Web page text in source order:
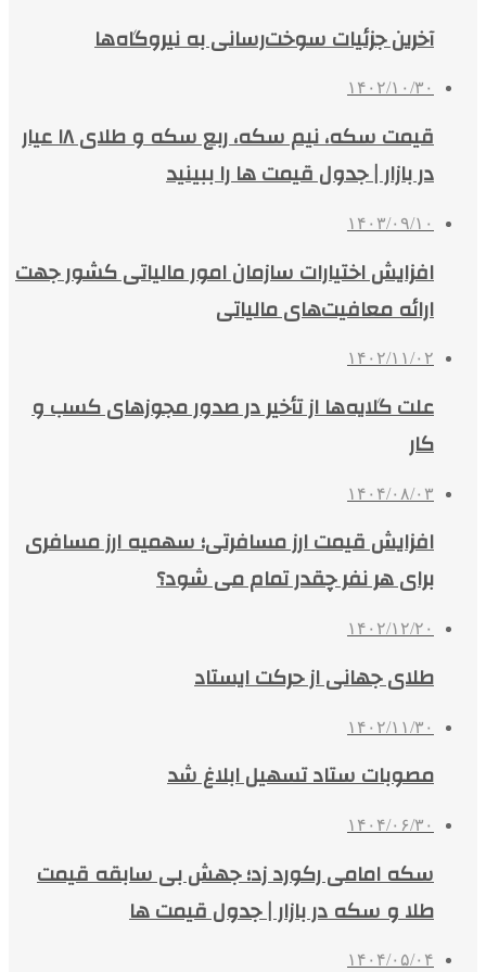
آخرین جزئیات سوخت‌رسانی به نیروگاه‌ها
۱۴۰۲/۱۰/۳۰
قیمت سکه، نیم سکه، ربع سکه و طلای ۱۸ عیار
در بازار | جدول قیمت ها را ببینید
۱۴۰۳/۰۹/۱۰
افزایش اختیارات سازمان امور مالیاتی کشور جهت
ارائه معافیت‌های مالیاتی
۱۴۰۲/۱۱/۰۲
علت گلایه‌ها از تأخیر در صدور مجوزهای کسب و
کار
۱۴۰۴/۰۸/۰۳
افزایش قیمت ارز مسافرتی؛ سهمیه ارز مسافری
برای هر نفر چقدر تمام می شود؟
۱۴۰۲/۱۲/۲۰
طلای جهانی از حرکت ایستاد
۱۴۰۲/۱۱/۳۰
مصوبات ستاد تسهیل ابلاغ شد
۱۴۰۴/۰۶/۳۰
سکه امامی رکورد زد؛ جهش بی سابقه قیمت
طلا و سکه در بازار | جدول قیمت ها
۱۴۰۴/۰۵/۰۴